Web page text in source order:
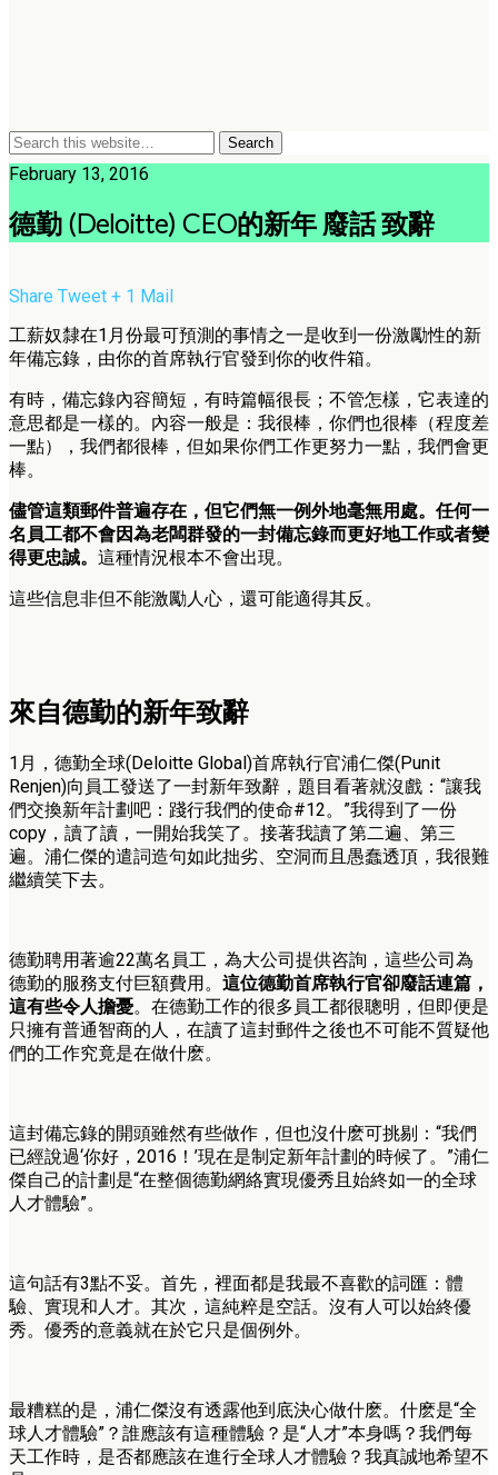
February 13, 2016
德勤 (Deloitte) CEO的新年 廢話 致辭
Share Tweet + 1 Mail
工薪奴隸在1月份最可預測的事情之一是收到一份激勵性的新
年備忘錄，由你的首席執行官發到你的收件箱。
有時，備忘錄內容簡短，有時篇幅很長；不管怎樣，它表達的
意思都是一樣的。內容一般是：我很棒，你們也很棒（程度差
一點），我們都很棒，但如果你們工作更努力一點，我們會更
棒。
儘管這類郵件普遍存在，但它們無一例外地毫無用處。任何一
名員工都不會因為老闆群發的一封備忘錄而更好地工作或者變
得更忠誠。 這種情況根本不會出現。
這些信息非但不能激勵人心，還可能適得其反。
來自德勤的新年致辭
1月，德勤全球(Deloitte Global)首席執行官浦仁傑(Punit
Renjen)向員工發送了一封新年致辭，題目看著就沒戲：“讓我
們交換新年計劃吧：踐行我們的使命#12。”我得到了一份
copy，讀了讀，一開始我笑了。接著我讀了第二遍、第三
遍。浦仁傑的遣詞造句如此拙劣、空洞而且愚蠢透頂，我很難
繼續笑下去。
德勤聘用著逾22萬名員工，為大公司提供咨詢，這些公司為
德勤的服務支付巨額費用。 這位德勤首席執行官卻廢話連篇，
這有些令人擔憂。在德勤工作的很多員工都很聰明，但即便是
只擁有普通智商的人，在讀了這封郵件之後也不可能不質疑他
們的工作究竟是在做什麽。
這封備忘錄的開頭雖然有些做作，但也沒什麽可挑剔：“我們
已經說過‘你好，2016！’現在是制定新年計劃的時候了。”浦仁
傑自己的計劃是“在整個德勤網絡實現優秀且始終如一的全球
人才體驗”。
這句話有3點不妥。首先，裡面都是我最不喜歡的詞匯：體
驗、實現和人才。其次，這純粹是空話。沒有人可以始終優
秀。優秀的意義就在於它只是個例外。
最糟糕的是，浦仁傑沒有透露他到底決心做什麽。什麽是“全
球人才體驗”？誰應該有這種體驗？是“人才”本身嗎？我們每
天工作時，是否都應該在進行全球人才體驗？我真誠地希望不